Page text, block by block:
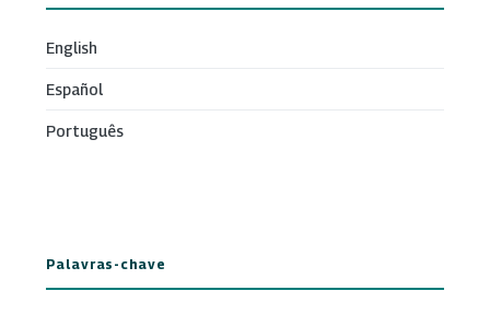
English
Español
Português
Palavras-chave